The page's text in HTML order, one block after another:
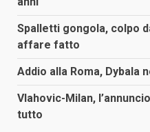
Spalletti gongola, colpo
affare fatto
Addio alla Roma, Dybala
Vlahovic-Milan,
tutto